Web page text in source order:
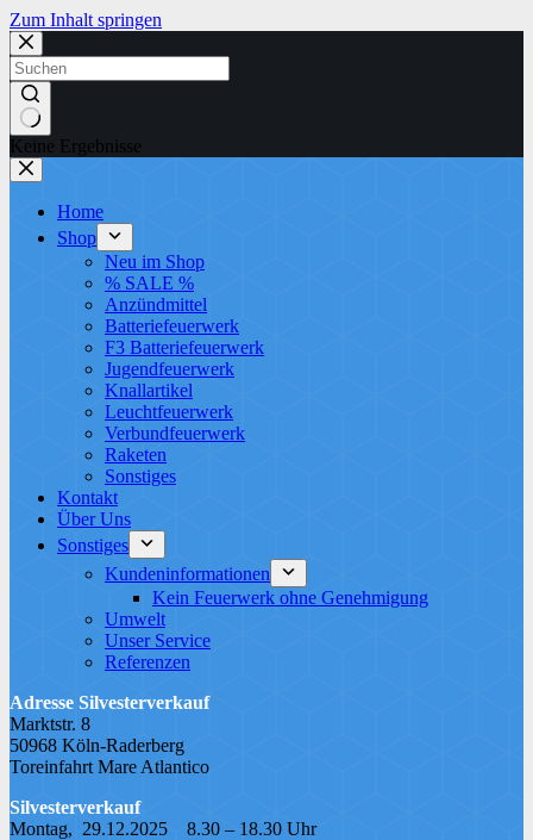
Zum Inhalt springen
Keine Ergebnisse
Home
Shop
Neu im Shop
% SALE %
Anzündmittel
Batteriefeuerwerk
F3 Batteriefeuerwerk
Jugendfeuerwerk​
Knallartikel
Leuchtfeuerwerk​
Verbundfeuerwerk
Raketen
Sonstiges
Kontakt
Über Uns
Sonstiges
Kundeninformationen
Kein Feuerwerk ohne Genehmigung
Umwelt
Unser Service
Referenzen
Adresse Silvesterverkauf
Marktstr. 8
50968 Köln-Raderberg
Toreinfahrt Mare Atlantico
Silvesterverkauf
Montag, 29.12.2025 8.30 – 18.30 Uhr